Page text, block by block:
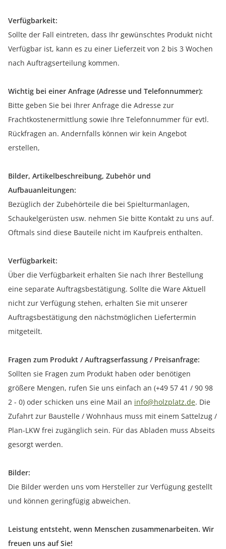
Verfügbarkeit:
Sollte der Fall eintreten, dass Ihr gewünschtes Produkt nicht
Verfügbar ist, kann es zu einer Lieferzeit von 2 bis 3 Wochen
nach Auftragserteilung kommen.
Wichtig bei einer Anfrage (Adresse und Telefonnummer):
Bitte geben Sie bei Ihrer Anfrage die Adresse zur
Frachtkostenermittlung sowie Ihre Telefonnummer für evtl.
Rückfragen an. Andernfalls können wir kein Angebot
erstellen,
Bilder, Artikelbeschreibung, Zubehör und
Aufbauanleitungen:
Bezüglich der Zubehörteile die bei Spielturmanlagen,
Schaukelgerüsten usw. nehmen Sie bitte Kontakt zu uns auf.
Oftmals sind diese Bauteile nicht im Kaufpreis enthalten.
Verfügbarkeit:
Über die Verfügbarkeit erhalten Sie nach Ihrer Bestellung
eine separate Auftragsbestätigung. Sollte die Ware Aktuell
nicht zur Verfügung stehen, erhalten Sie mit unserer
Auftragsbestätigung den nächstmöglichen Liefertermin
mitgeteilt.
Fragen zum Produkt / Auftragserfassung / Preisanfrage:
Sollten sie Fragen zum Produkt haben oder benötigen
größere Mengen, rufen Sie uns einfach an (+49 57 41 / 90 98
2 - 0) oder schicken uns eine Mail an info@holzplatz.de. Die
Zufahrt zur Baustelle / Wohnhaus muss mit einem Sattelzug /
Plan-LKW frei zugänglich sein. Für das Abladen muss Abseits
gesorgt werden.
Bilder:
Die Bilder werden uns vom Hersteller zur Verfügung gestellt
und können geringfügig abweichen.
Leistung entsteht, wenn Menschen zusammenarbeiten. Wir
freuen uns auf Sie!